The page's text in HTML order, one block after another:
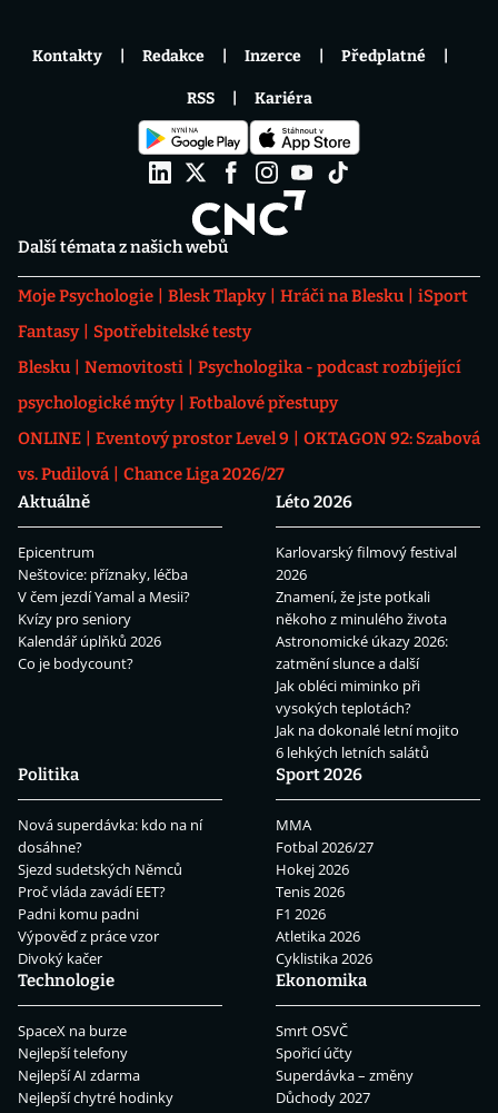
Další témata z našich webů
Moje Psychologie Blesk Tlapky Hráči na Blesku
iSport
Fantasy
Spotřebitelské testy
Blesku
Nemovitosti
Psychologika - podcast rozbíjející
psychologické mýty
Fotbalové přestupy
ONLINE
Eventový prostor Level 9
OKTAGON 92: Szabová
vs. Pudilová
Chance Liga 2026/27
Aktuálně
Epicentrum
Neštovice: příznaky, léčba
V čem jezdí Yamal a Mesii?
Kvízy pro seniory
Kalendář úplňků 2026
Co je bodycount?
Léto 2026
Karlovarský filmový festival
2026
Znamení, že jste potkali
někoho z minulého života
Astronomické úkazy 2026:
zatmění slunce a další
Jak obléci miminko při
vysokých teplotách?
Jak na dokonalé letní mojito
6 lehkých letních salátů
Politika
Nová superdávka: kdo na ní
dosáhne?
Sjezd sudetských Němců
Proč vláda zavádí EET?
Padni komu padni
Výpověď z práce vzor
Divoký kačer
Sport 2026
MMA
Fotbal 2026/27
Hokej 2026
Tenis 2026
F1 2026
Atletika 2026
Cyklistika 2026
Technologie
SpaceX na burze
Nejlepší telefony
Nejlepší AI zdarma
Nejlepší chytré hodinky
Ekonomika
Smrt OSVČ
Spořicí účty
Superdávka – změny
Důchody 2027
Kontakty Redakce Inzerce Předplatné
RSS Kariéra